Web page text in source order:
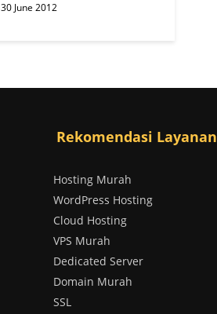
30 June 2012
Rekomendasi Layanan
Hosting Murah
WordPress Hosting
Cloud Hosting
VPS Murah
Dedicated Server
Domain Murah
SSL